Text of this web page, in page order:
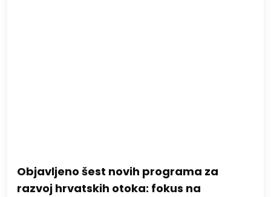
Objavljeno šest novih programa za
razvoj hrvatskih otoka: fokus na